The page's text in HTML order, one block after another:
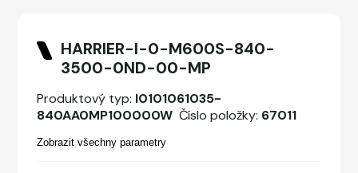
HARRIER-I-0-M600S-840-
3500-0ND-00-MP
Produktový typ: I0101061035-
840AA0MP100000W Číslo položky: 67011
Zobrazit všechny parametry